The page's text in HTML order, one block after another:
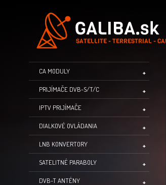
CA MODULY
PRIJÍMAČE DVB-S/T/C
IPTV PRIJÍMAČE
DIALKOVÉ OVLÁDANIA
LNB KONVERTORY
SATELITNÉ PARABOLY
DVB-T ANTÉNY